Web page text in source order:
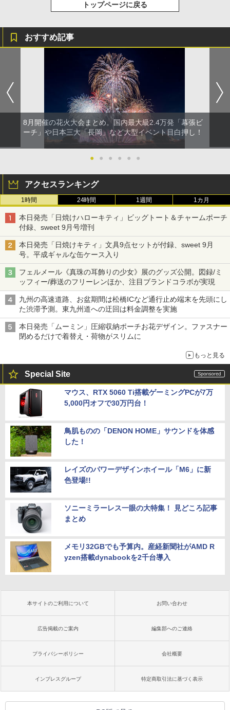
トップページに戻る
おすすめ記事
8月開催の花火大会まとめ。国内最大級2.4万発「幕張ビ
ーチ」や日本三大「長岡」など大型イベント目白押し！
● ● ● ● ● ●
アクセスランキング
1時間 24時間 1週間 1カ月
本日発売「日焼けハローキティ」ビッグトート＆チャームポーチ
付録、sweet 9月号増刊
本日発売「日焼けキティ」文具9点セットが付録、sweet 9月
号。平成ギャルな缶ケース入り
フェルメール《真珠の耳飾りの少女》展のグッズ公開。図録/ミ
ッフィー/葬送のフリーレンほか、注目ブランドコラボが実現
九州の高速道路、お盆期間は松橋ICなど通行止め端末を先頭にし
た渋滞予測。東九州道への迂回は料金調整を実施
本日発売「ムーミン」圧縮収納ポーチお花デザイン。ファスナー
閉めるだけで着替え・荷物がスリムに
もっと見る
Special Site
マウス、RTX 5060 Ti搭載ゲーミングPCが7万
5,000円オフで30万円台！
鳥肌ものの「DENON HOME」サウンドを体感
した！
レイズのパワーデザインホイール「M6」に新
色登場!!
ソニーミラーレス一眼の大特集！ 見どころ記事
まとめ
メモリ32GBでも予算内。産経新聞社がAMD R
yzen搭載dynabookを2千台導入
本サイトのご利用について お問い合わせ
広告掲載のご案内 編集部へのご連絡
プライバシーポリシー 会社概要
インプレスグループ 特定商取引法に基づく表示